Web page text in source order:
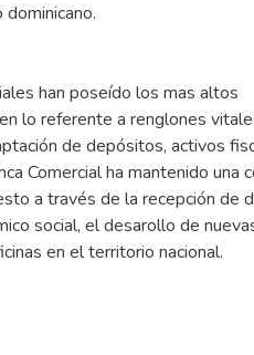
han poseído los mas altos
lo referente a renglones
de depósitos, activos
Comercial ha mantenido una
a través de la recepción de
social, el desarollo de
en el territorio nacional.